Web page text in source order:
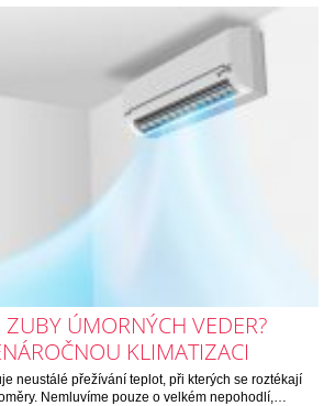
ZUBY ÚMORNÝCH VEDER?
KLIMATIZACI
neustálé přežívání teplot, při kterých se roztékají
Nemluvíme pouze o velkém nepohodlí,…